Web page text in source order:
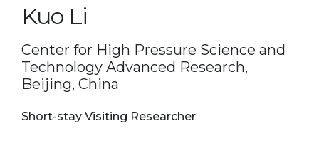
Kuo Li
Center for High Pressure Science and
Technology Advanced Research,
Beijing, China
Short-stay Visiting Researcher